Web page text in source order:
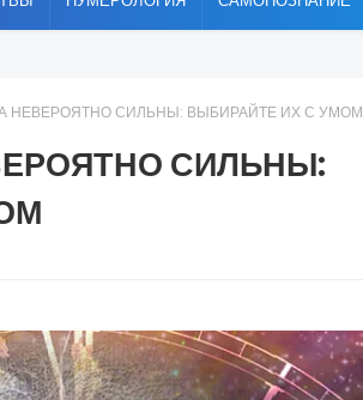
НЕВЕРОЯТНО СИЛЬНЫ: ВЫБИРАЙТЕ ИХ С УМОМ
СИЛЬНЫ: